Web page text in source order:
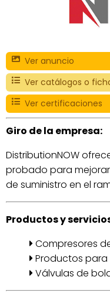
Ver anuncio
Ver catálogos o
Ver certificaciones
Giro de la empresa:
DistributionNOW
probado para
de suministro en el
Productos y
Compresores
Productos
Válvulas de